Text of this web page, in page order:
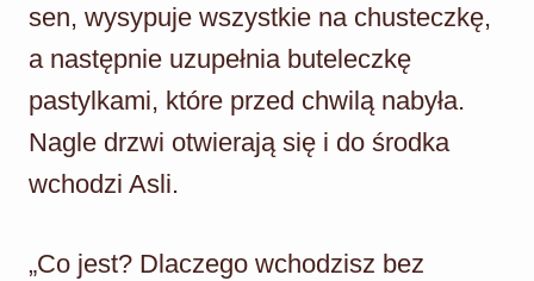
sen, wysypuje wszystkie na chusteczkę,
a następnie uzupełnia buteleczkę
pastylkami, które przed chwilą nabyła.
Nagle drzwi otwierają się i do środka
wchodzi Asli.
„Co jest? Dlaczego wchodzisz bez